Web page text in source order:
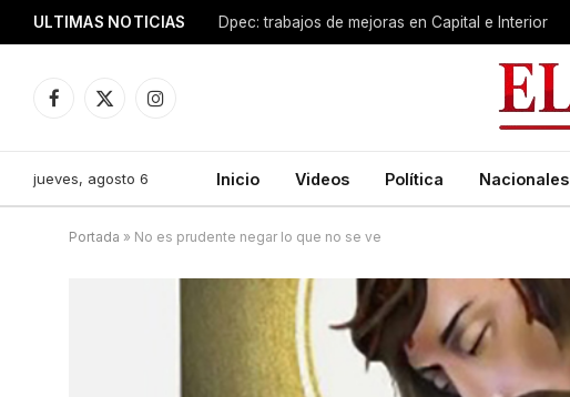
ULTIMAS NOTICIAS Dpec: trabajos de mejoras en Capital e Interior
Facebook
X
Instagram
jueves, agosto 6 Inicio Videos Política Nacionales
Portada » No es prudente negar lo que no se ve